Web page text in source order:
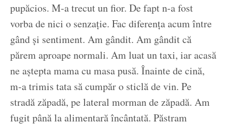
pupăcios. M-a trecut un fior. De fapt n-a fost
vorba de nici o senzație. Fac diferența acum între
gând și sentiment. Am gândit. Am gândit că
părem aproape normali. Am luat un taxi, iar acasă
ne aștepta mama cu masa pusă. Înainte de cină,
m-a trimis tata să cumpăr o sticlă de vin. Pe
stradă zăpadă, pe lateral morman de zăpadă. Am
fugit până la alimentară încântată. Păstram